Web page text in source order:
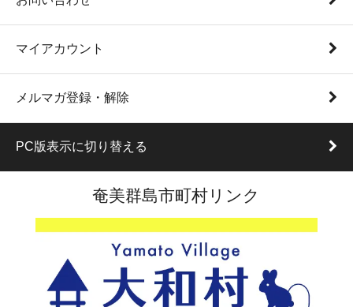
マイアカウント
メルマガ登録・解除
PC版表示に切り替える
奄美群島市町村リンク